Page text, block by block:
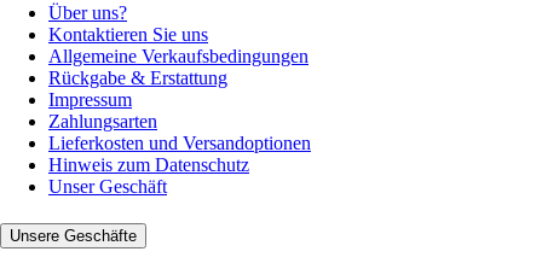
Über uns?
Kontaktieren Sie uns
Allgemeine Verkaufsbedingungen
Rückgabe & Erstattung
Impressum
Zahlungsarten
Lieferkosten und Versandoptionen
Hinweis zum Datenschutz
Unser Geschäft
Unsere Geschäfte